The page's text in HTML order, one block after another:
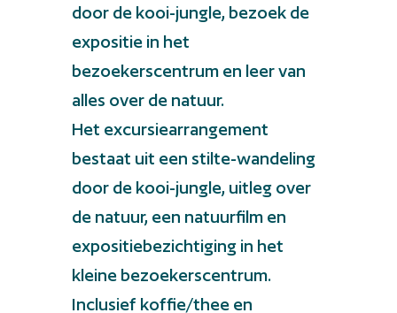
door de kooi-jungle, bezoek de
expositie in het
bezoekerscentrum en leer van
alles over de natuur.
Het excursiearrangement
bestaat uit een stilte-wandeling
door de kooi-jungle, uitleg over
de natuur, een natuurfilm en
expositiebezichtiging in het
kleine bezoekerscentrum.
Inclusief koffie/thee en